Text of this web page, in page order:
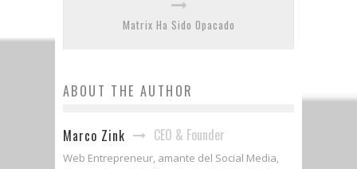
Matrix Ha Sido Opacado
ABOUT THE AUTHOR
Marco Zink CEO & Founder
Web Entrepreneur, amante del Social Media,